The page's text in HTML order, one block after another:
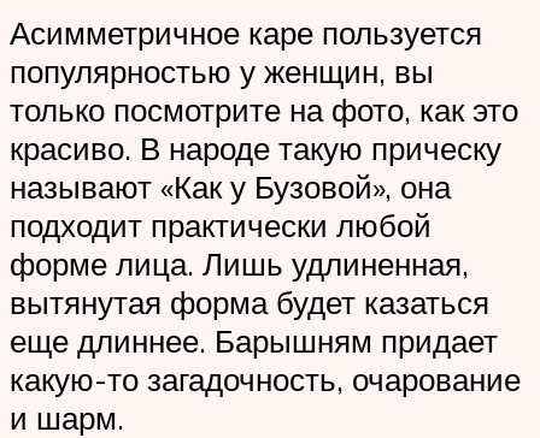
Асимметричное каре пользуется
популярностью у женщин, вы
только посмотрите на фото, как это
красиво. В народе такую прическу
называют «Как у Бузовой», она
подходит практически любой
форме лица. Лишь удлиненная,
вытянутая форма будет казаться
еще длиннее. Барышням придает
какую-то загадочность, очарование
и шарм.